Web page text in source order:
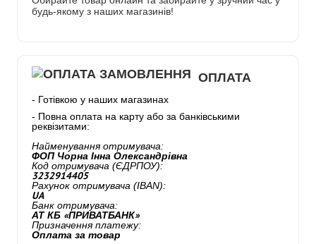
будь-якому з наших магазинів!
ОПЛАТА
- Готівкою у наших магазинах
- Повна оплата на карту або за банківськими
реквізитами:
Найменування отримувача:
ФОП Чорна Інна Олександрівна
Код отримувача (ЄДРПОУ):
3232914405
Рахунок отримувача (IBAN):
UA
Банк отримувача:
АТ КБ «ПРИВАТБАНК»
Призначення платежу:
Оплата за товар